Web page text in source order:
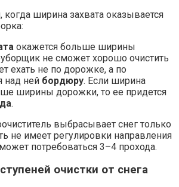
когда ширина захвата оказывается
окажется больше ширины
не сможет хорошо очистить
ехать не по дорожке, а по
ней бордюру. Если ширина
ширины дорожки, то ее придется
.
выбрасывает снег только
не имеет регулировки направления
потребоваться 3–4 прохода.
очистки от снега